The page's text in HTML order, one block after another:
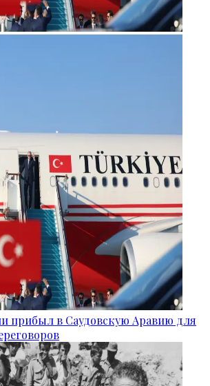
прибыл в Саудовскую Аравию для